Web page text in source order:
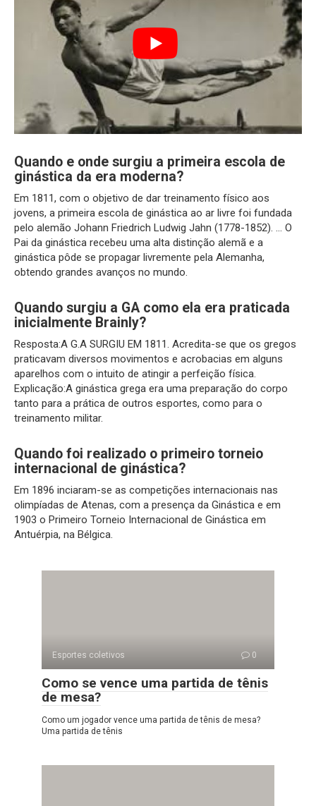
Quando e onde surgiu a primeira escola de
ginástica da era moderna?
Em 1811, com o objetivo de dar treinamento físico aos
jovens, a primeira escola de ginástica ao ar livre foi fundada
pelo alemão Johann Friedrich Ludwig Jahn (1778-1852). … O
Pai da ginástica recebeu uma alta distinção alemã e a
ginástica pôde se propagar livremente pela Alemanha,
obtendo grandes avanços no mundo.
Quando surgiu a GA como ela era praticada
inicialmente Brainly?
Resposta:A G.A SURGIU EM 1811. Acredita-se que os gregos
praticavam diversos movimentos e acrobacias em alguns
aparelhos com o intuito de atingir a perfeição física.
Explicação:A ginástica grega era uma preparação do corpo
tanto para a prática de outros esportes, como para o
treinamento militar.
Quando foi realizado o primeiro torneio
internacional de ginástica?
Em 1896 inciaram-se as competições internacionais nas
olimpíadas de Atenas, com a presença da Ginástica e em
1903 o Primeiro Torneio Internacional de Ginástica em
Antuérpia, na Bélgica.
Esportes coletivos 0
Como se vence uma partida de tênis
de mesa?
Como um jogador vence uma partida de tênis de mesa?
Uma partida de tênis